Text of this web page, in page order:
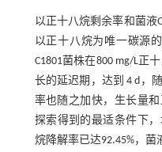
以正十八烷剩余率和菌液
以正十八烷为唯一碳源
C1801菌株在800 mg/L正
长的延迟期，达到 4 d，
率也随之加快，生长量
探索得到的最适条件下，
烷降解率已达92.45%，菌